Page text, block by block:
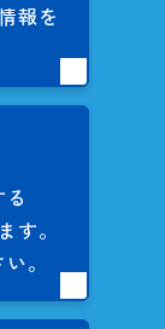
報を
す。
。